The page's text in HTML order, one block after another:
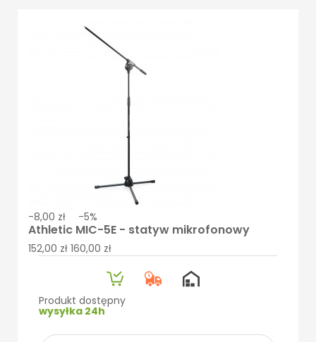
-8,00 zł -5%
Athletic MIC-5E - statyw mikrofonowy
152,00 zł 160,00 zł
Produkt dostępny
wysyłka 24h